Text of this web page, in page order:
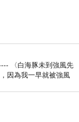
〈白海豚未到強風先
為我一早就被強風